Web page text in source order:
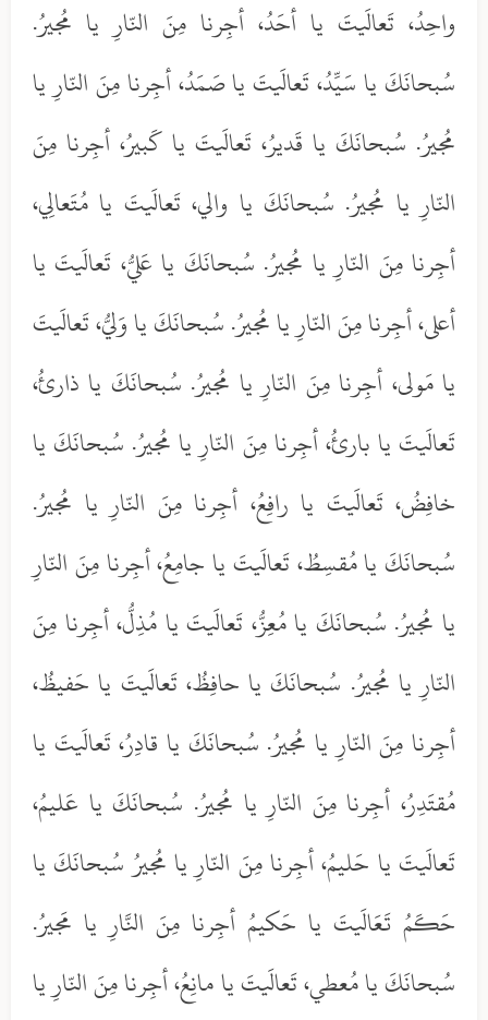
واحِدُ، تَعالَيتَ يا أحَدُ، أجِرنا مِنَ النّارِ يا مُجيرُ.
سُبحانَكَ يا سَيِّدُ، تَعالَيتَ يا صَمَدُ، أجِرنا مِنَ النّارِ يا
مُجيرُ. سُبحانَكَ يا قَديرُ، تَعالَيتَ يا كَبيرُ، أجِرنا مِنَ
النّارِ يا مُجيرُ. سُبحانَكَ يا والي، تَعالَيتَ يا مُتَعالِي،
أجِرنا مِنَ النّارِ يا مُجيرُ. سُبحانَكَ يا عَليُّ، تَعالَيتَ يا
أعلى، أجِرنا مِنَ النّارِ يا مُجيرُ. سُبحانَكَ يا وَليُّ، تَعالَيتَ
يا مَولى، أجِرنا مِنَ النّارِ يا مُجيرُ. سُبحانَكَ يا ذارئُ،
تَعالَيتَ يا بارئُ، أجِرنا مِنَ النّارِ يا مُجيرُ. سُبحانَكَ يا
خافِضُ، تَعالَيتَ يا رافِعُ، أجِرنا مِنَ النّارِ يا مُجيرُ.
سُبحانَكَ يا مُقسِطُ، تَعالَيتَ يا جامِعُ، أجِرنا مِنَ النّارِ
يا مُجيرُ. سُبحانَكَ يا مُعِزُّ، تَعالَيتَ يا مُذِلُّ، أجِرنا مِنَ
النّارِ يا مُجيرُ. سُبحانَكَ يا حافِظُ، تَعالَيتَ يا حَفيظُ،
أجِرنا مِنَ النّارِ يا مُجيرُ. سُبحانَكَ يا قادِرُ، تَعالَيتَ يا
مُقتَدِرُ، أجِرنا مِنَ النّارِ يا مُجيرُ. سُبحانَكَ يا عَليمُ،
تَعالَيتَ يا حَليمُ، أجِرنا مِنَ النّارِ يا مُجيرُ سُبحانَكَ يا
حَكَمُ تَعَالَيتَ يا حَكيمُ أجِرنا مِنَ النَّارِ يا مَجيرُ.
سُبحانَكَ يا مُعطي، تَعالَيتَ يا مانِعُ، أجِرنا مِنَ النّارِ يا